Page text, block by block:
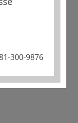
300-9876